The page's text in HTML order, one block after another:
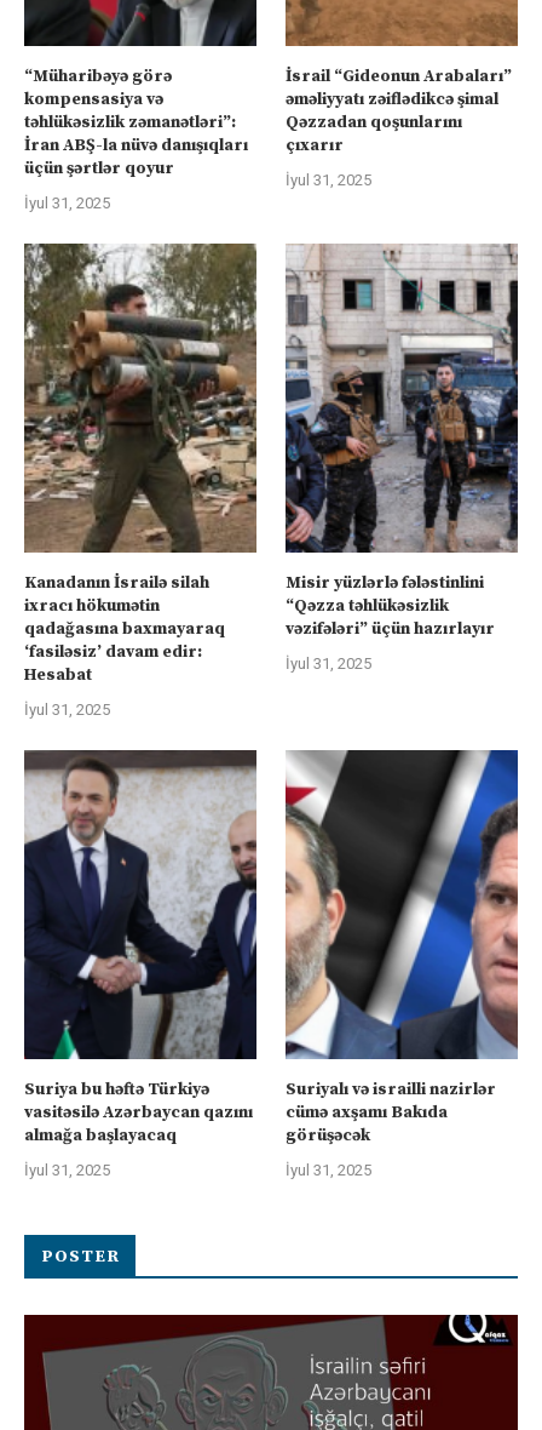
“Müharibəyə görə
kompensasiya və
təhlükəsizlik zəmanətləri”:
İran ABŞ-la nüvə danışıqları
üçün şərtlər qoyur
İyul 31, 2025
İsrail “Gideonun Arabaları”
əməliyyatı zəiflədikcə şimal
Qəzzadan qoşunlarını
çıxarır
İyul 31, 2025
Kanadanın İsrailə silah
ixracı hökumətin
qadağasına baxmayaraq
‘fasiləsiz’ davam edir:
Hesabat
İyul 31, 2025
Misir yüzlərlə fələstinlini
“Qəzza təhlükəsizlik
vəzifələri” üçün hazırlayır
İyul 31, 2025
Suriya bu həftə Türkiyə
vasitəsilə Azərbaycan qazını
almağa başlayacaq
İyul 31, 2025
Suriyalı və israilli nazirlər
cümə axşamı Bakıda
görüşəcək
İyul 31, 2025
POSTER